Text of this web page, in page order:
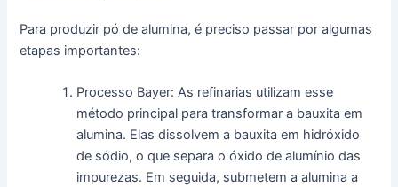
Para produzir pó de alumina, é preciso passar por algumas
etapas importantes:
Processo Bayer: As refinarias utilizam esse
método principal para transformar a bauxita em
alumina. Elas dissolvem a bauxita em hidróxido
de sódio, o que separa o óxido de alumínio das
impurezas. Em seguida, submetem a alumina a